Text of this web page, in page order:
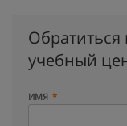
Обратиться
учебный
ИМЯ